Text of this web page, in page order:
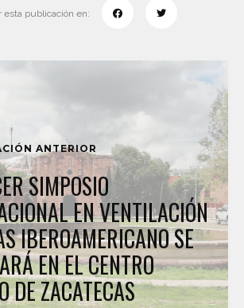
esta publicación en:
ANTERIOR
SIMPOSIO
EN VENTILACIÓN
IBEROAMERICANO SE
EN EL CENTRO
DE ZACATECAS